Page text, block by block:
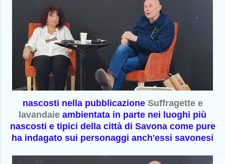
nascosti nella pubblicazione Suffragette e
lavandaie ambientata in parte nei luoghi più
nascosti e tipici della città di Savona come pure
ha indagato sui personaggi anch'essi savonesi